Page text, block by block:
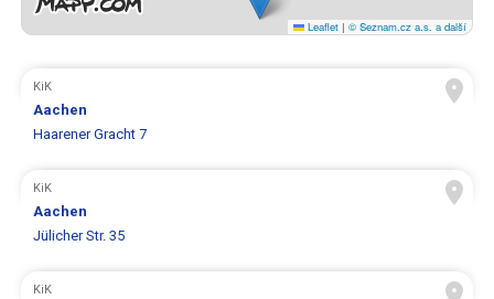
Leaflet | © Seznam.cz a.s. a další
KiK
Aachen
Haarener Gracht 7
KiK
Aachen
Jülicher Str. 35
KiK